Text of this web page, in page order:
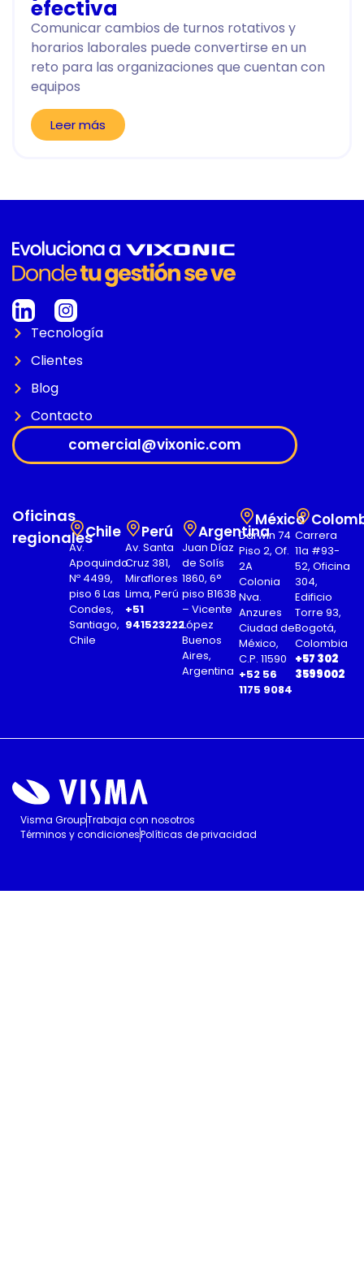
efectiva
Comunicar cambios de turnos rotativos y
horarios laborales puede convertirse en un
reto para las organizaciones que cuentan con
equipos
Leer más
Tecnología
Clientes
Blog
Contacto
comercial@vixonic.com
Oficinas
regionalesChile
Av.
Apoquindo
Nº 4499,
piso 6 Las
Condes,
Santiago,
Chile
Perú
Av. Santa
Cruz 381,
Miraflores
Lima, Perú
+51
941523222
Argentina
Juan Díaz
de Solís
1860, 6°
piso B1638
– Vicente
López
Buenos
Aires,
Argentina
México
Darwin 74
Piso 2, Of.
2A
Colonia
Nva.
Anzures
Ciudad de
México,
C.P. 11590
+52 56
1175 9084
Carrera
11a #93-
52, Oficina
304,
Edificio
Torre 93,
Bogotá,
Colombia
+57 302
3599002
Visma GroupTrabaja con nosotros
Términos y condicionesPolíticas de privacidad